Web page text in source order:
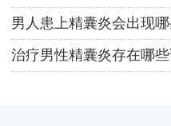
些
男人患上精囊炎会出现
治疗男性精囊炎存在哪